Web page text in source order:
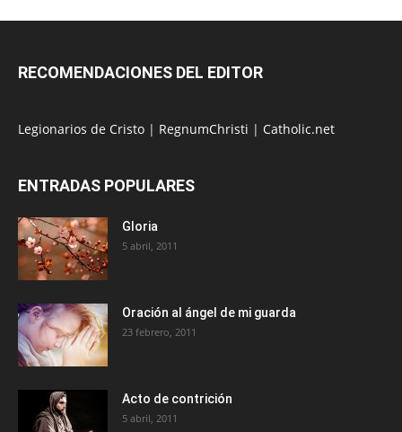
RECOMENDACIONES DEL EDITOR
Legionarios de Cristo | RegnumChristi | Catholic.net
ENTRADAS POPULARES
Gloria
5 abril, 2011
Oración al ángel de mi guarda
23 febrero, 2011
Acto de contrición
5 abril, 2011